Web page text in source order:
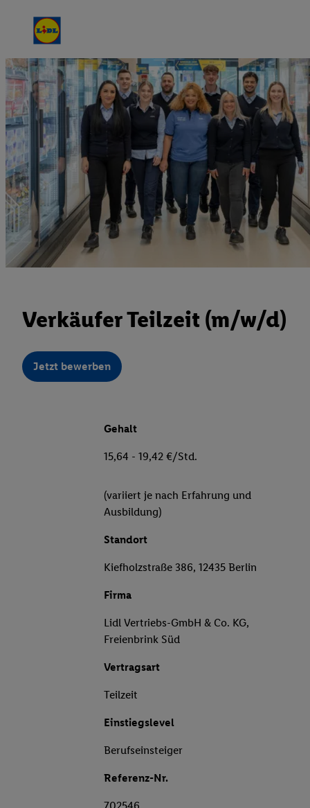
Verkäufer Teilzeit (m/w/d)
Jetzt bewerben
Gehalt
15,64 - 19,42 €/Std.
(variiert je nach Erfahrung und
Ausbildung)
Standort
Kiefholzstraße 386, 12435 Berlin
Firma
Lidl Vertriebs-GmbH & Co. KG,
Freienbrink Süd
Vertragsart
Teilzeit
Einstiegslevel
Berufseinsteiger
Referenz-Nr.